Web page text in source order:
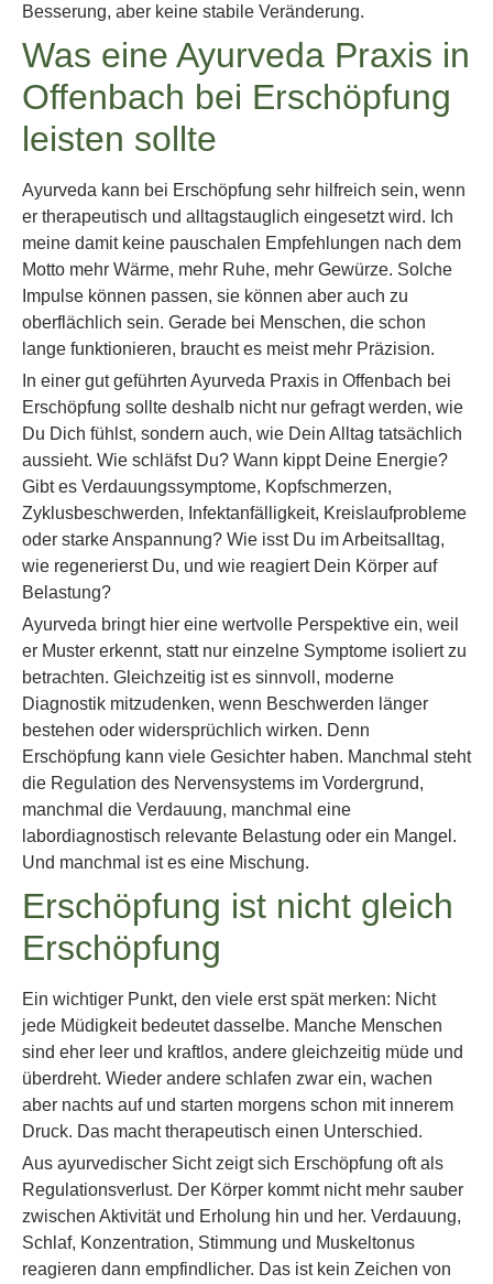
Besserung, aber keine stabile Veränderung.
Was eine Ayurveda Praxis in
Offenbach bei Erschöpfung
leisten sollte
Ayurveda kann bei Erschöpfung sehr hilfreich sein, wenn
er therapeutisch und alltagstauglich eingesetzt wird. Ich
meine damit keine pauschalen Empfehlungen nach dem
Motto mehr Wärme, mehr Ruhe, mehr Gewürze. Solche
Impulse können passen, sie können aber auch zu
oberflächlich sein. Gerade bei Menschen, die schon
lange funktionieren, braucht es meist mehr Präzision.
In einer gut geführten Ayurveda Praxis in Offenbach bei
Erschöpfung sollte deshalb nicht nur gefragt werden, wie
Du Dich fühlst, sondern auch, wie Dein Alltag tatsächlich
aussieht. Wie schläfst Du? Wann kippt Deine Energie?
Gibt es Verdauungssymptome, Kopfschmerzen,
Zyklusbeschwerden, Infektanfälligkeit, Kreislaufprobleme
oder starke Anspannung? Wie isst Du im Arbeitsalltag,
wie regenerierst Du, und wie reagiert Dein Körper auf
Belastung?
Ayurveda bringt hier eine wertvolle Perspektive ein, weil
er Muster erkennt, statt nur einzelne Symptome isoliert zu
betrachten. Gleichzeitig ist es sinnvoll, moderne
Diagnostik mitzudenken, wenn Beschwerden länger
bestehen oder widersprüchlich wirken. Denn
Erschöpfung kann viele Gesichter haben. Manchmal steht
die Regulation des Nervensystems im Vordergrund,
manchmal die Verdauung, manchmal eine
labordiagnostisch relevante Belastung oder ein Mangel.
Und manchmal ist es eine Mischung.
Erschöpfung ist nicht gleich
Erschöpfung
Ein wichtiger Punkt, den viele erst spät merken: Nicht
jede Müdigkeit bedeutet dasselbe. Manche Menschen
sind eher leer und kraftlos, andere gleichzeitig müde und
überdreht. Wieder andere schlafen zwar ein, wachen
aber nachts auf und starten morgens schon mit innerem
Druck. Das macht therapeutisch einen Unterschied.
Aus ayurvedischer Sicht zeigt sich Erschöpfung oft als
Regulationsverlust. Der Körper kommt nicht mehr sauber
zwischen Aktivität und Erholung hin und her. Verdauung,
Schlaf, Konzentration, Stimmung und Muskeltonus
reagieren dann empfindlicher. Das ist kein Zeichen von